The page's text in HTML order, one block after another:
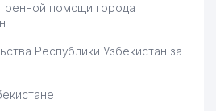
помощи города
Республики Узбекистан за